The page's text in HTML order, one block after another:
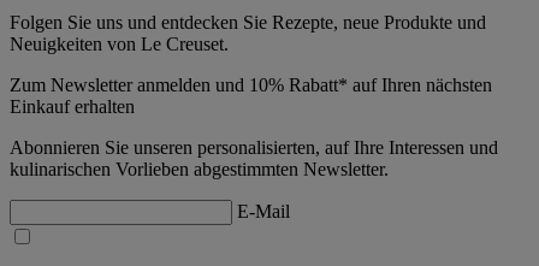
Folgen Sie uns und entdecken Sie Rezepte, neue Produkte und
Neuigkeiten von Le Creuset.
Zum Newsletter anmelden und 10% Rabatt* auf Ihren nächsten
Einkauf erhalten
Abonnieren Sie unseren personalisierten, auf Ihre Interessen und
kulinarischen Vorlieben abgestimmten Newsletter.
E-Mail